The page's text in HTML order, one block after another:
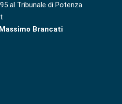
al Tribunale di Potenza
Massimo Brancati